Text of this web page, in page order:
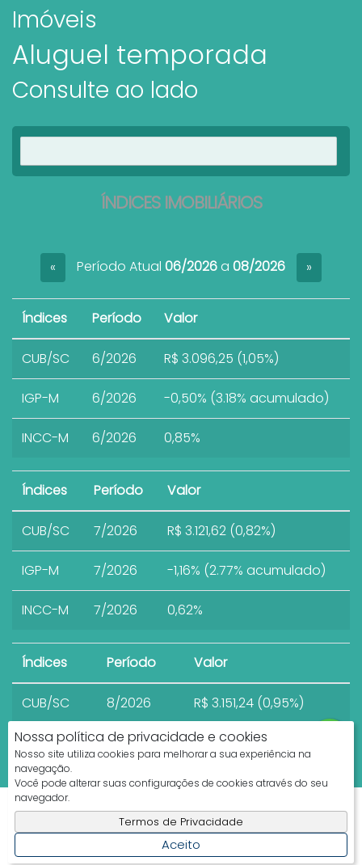
Nossa política de privacidade e cookies
Nosso site utiliza cookies para melhorar a sua experiência na
navegação.
Você pode alterar suas configurações de cookies através do seu
navegador.
Termos de Privacidade
Aceito
Imóveis
Aluguel temporada
Consulte ao lado
ÍNDICES IMOBILIÁRIOS
« Período Atual 06/2026a 08/2026 »
Índices Período Valor
CUB/SC 6/2026 R$ 3.096,25 (1,05%)
IGP-M 6/2026 -0,50% (3.18% acumulado)
INCC-M 6/2026 0,85%
Índices Período Valor
CUB/SC 7/2026 R$ 3.121,62 (0,82%)
IGP-M 7/2026 -1,16% (2.77% acumulado)
INCC-M 7/2026 0,62%
Índices Período Valor
CUB/SC 8/2026 R$ 3.151,24 (0,95%)
Apresenta.me ~ Plataforma Imobiliária
Copyright © 2026 ~ 0.0000s